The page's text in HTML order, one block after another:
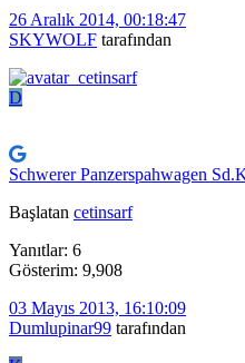
26 Aralık 2014, 00:18:47
SKYWOLF tarafından
D
Schwerer Panzerspahwagen
Başlatan cetinsarf
Yanıtlar: 6
Gösterim: 9,908
03 Mayıs 2013, 16:10:09
Dumlupinar99 tarafından